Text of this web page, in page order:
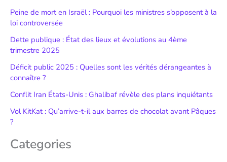
Peine de mort en Israël : Pourquoi les ministres s’opposent à la
loi controversée
Dette publique : État des lieux et évolutions au 4ème
trimestre 2025
Déficit public 2025 : Quelles sont les vérités dérangeantes à
connaître ?
Conflit Iran États-Unis : Ghalibaf révèle des plans inquiétants
Vol KitKat : Qu’arrive-t-il aux barres de chocolat avant Pâques
?
Categories